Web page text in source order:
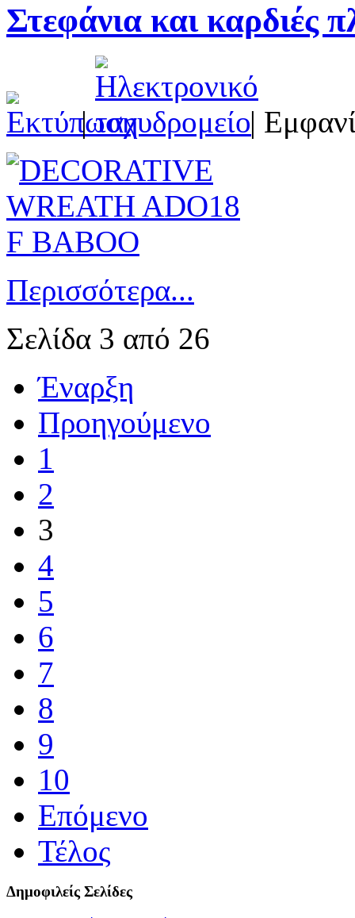
Στεφάνια και καρδιές
| |
Περισσότερα...
Σελίδα 3 από 26
Έναρξη
Προηγούμενο
1
2
3
4
5
6
7
8
9
10
Επόμενο
Τέλος
Δημοφιλείς Σελίδες